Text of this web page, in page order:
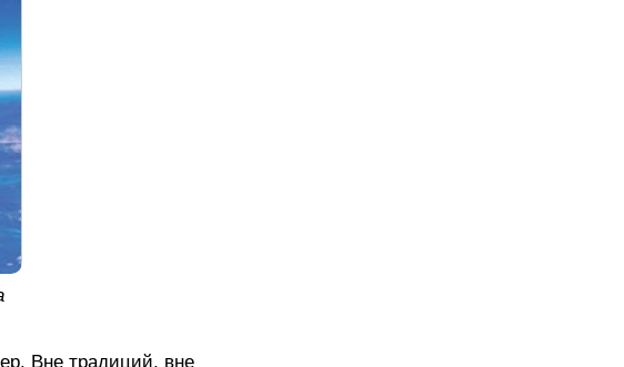
Вне традиций, вне